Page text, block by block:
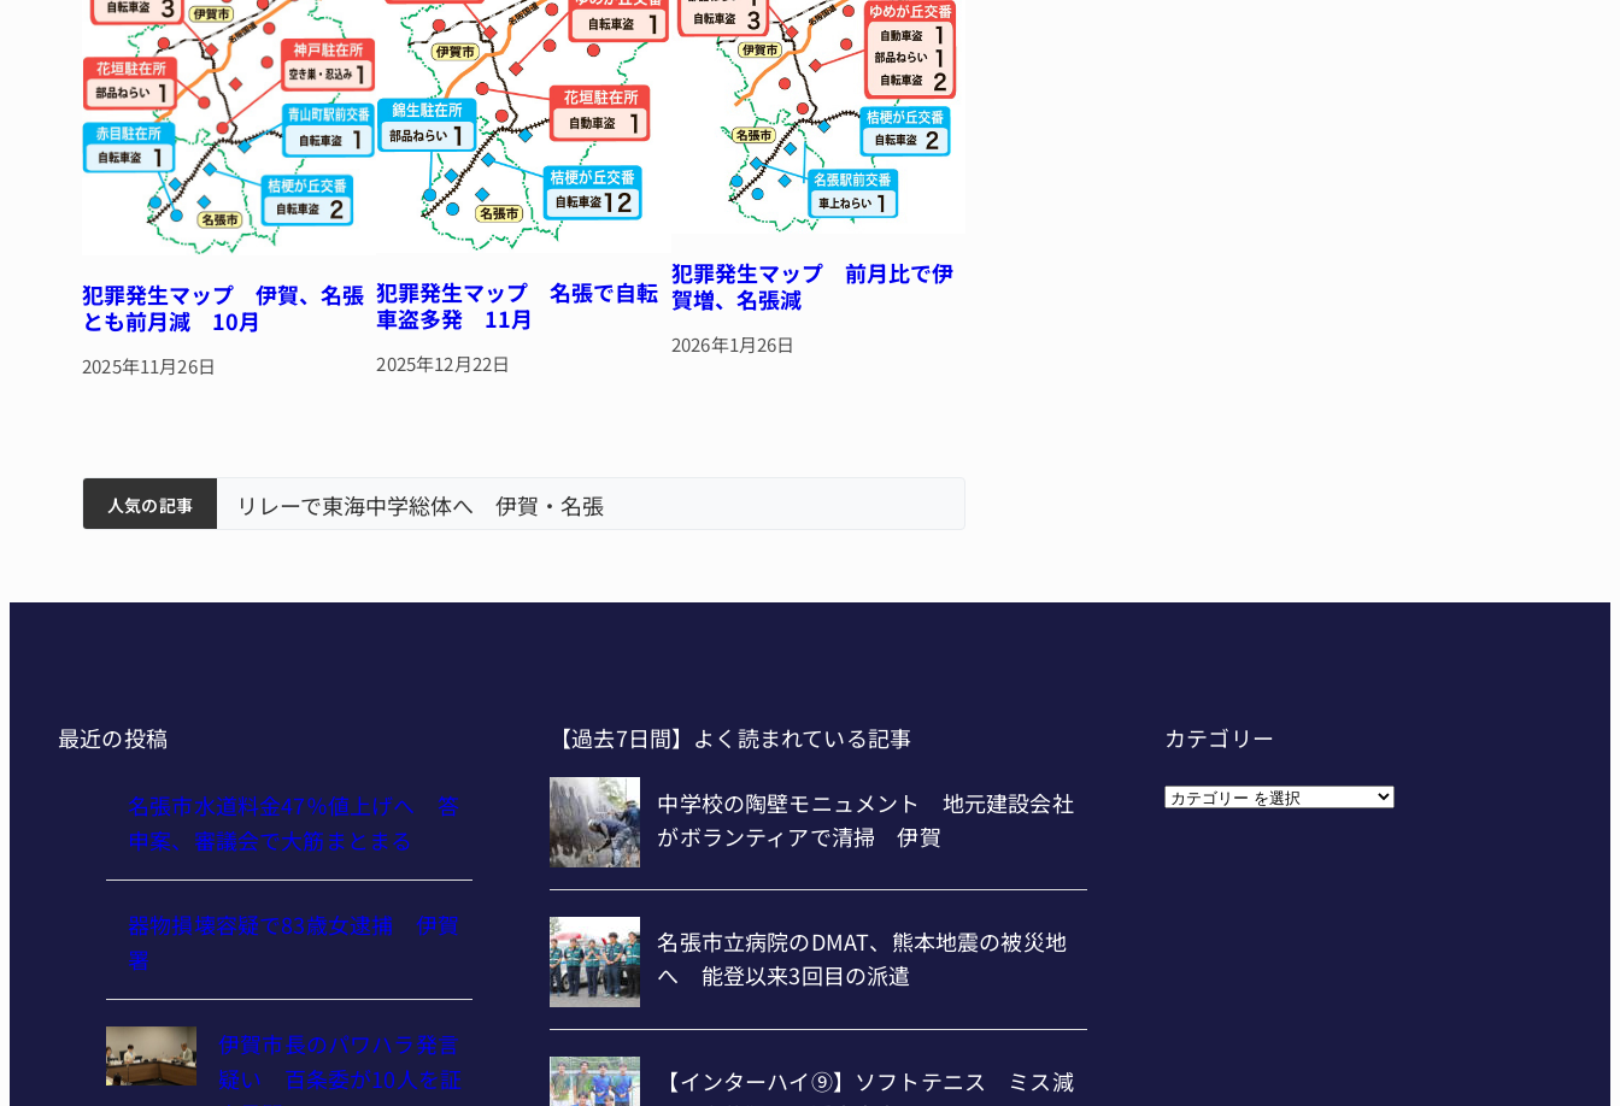
犯罪発生マップ 伊賀、名張
とも前月減 10月
2025年11月26日
犯罪発生マップ 名張で自転
車盗多発 11月
2025年12月22日
犯罪発生マップ 前月比で伊
賀増、名張減
2026年1月26日
人気の記事
ィアで清掃 伊賀
3回目の派遣
う 近大高専 リレーで東海中学総体へ 伊賀・名張
最近の投稿
名張市水道料金47％値上げへ 答
申案、審議会で大筋まとまる
器物損壊容疑で83歳女逮捕 伊賀
署
伊賀市長のパワハラ発言
疑い 百条委が10人を証
【過去7日間】よく読まれている記事
カテゴリー
カ